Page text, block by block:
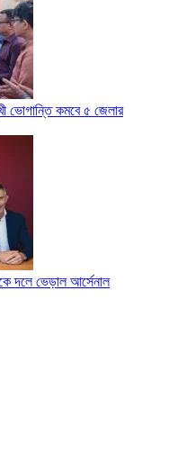
ভোগান্তি কমবে ৫ জেলার
দলে ভেড়াল আর্সেনাল